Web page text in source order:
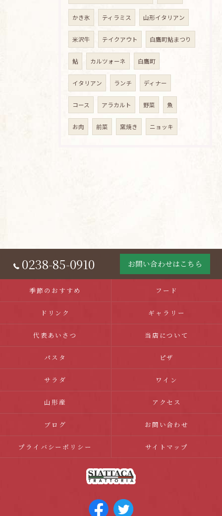
かき氷 ティラミス 山形イタリアン
米沢牛 テイクアウト 白鷹町鮎まつり
鮎 カルツォーネ 白鷹町
イタリアン ランチ ディナー
コース アラカルト 野菜 魚
お肉 前菜 窯焼き ニョッキ
0238-85-0910 お問い合わせはこちら
季節のおすすめ フード
ドリンク ギャラリー
代表あいさつ 当店について
パスタ ピザ
サラダ ワイン
山形産 アクセス
ブログ お問い合わせ
プライバシーポリシー サイトマップ